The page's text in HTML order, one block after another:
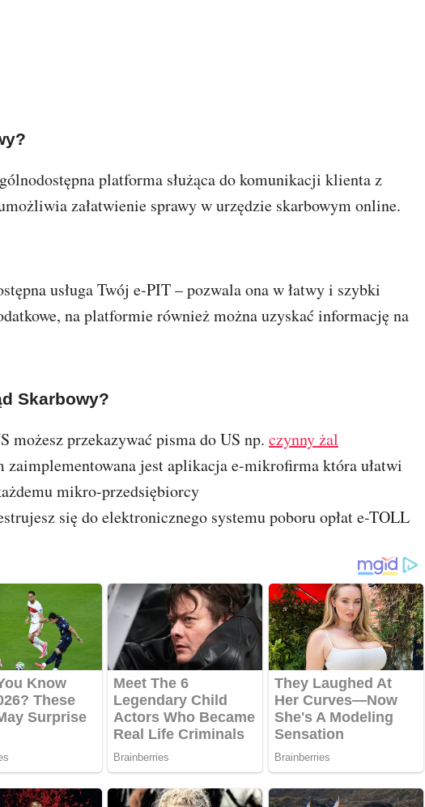
platforma służąca do komunikacji klienta z
załatwienie sprawy w urzędzie skarbowym online.
usługa Twój e-PIT – pozwala ona w łatwy i szybki
na platformie również można uzyskać informację na
Skarbowy?
możesz przekazywać pisma do US np. czynny żal
zaimplementowana jest aplikacja e-mikrofirma która ułatwi
mikro-przedsiębiorcy
się do elektronicznego systemu poboru opłat e-TOLL